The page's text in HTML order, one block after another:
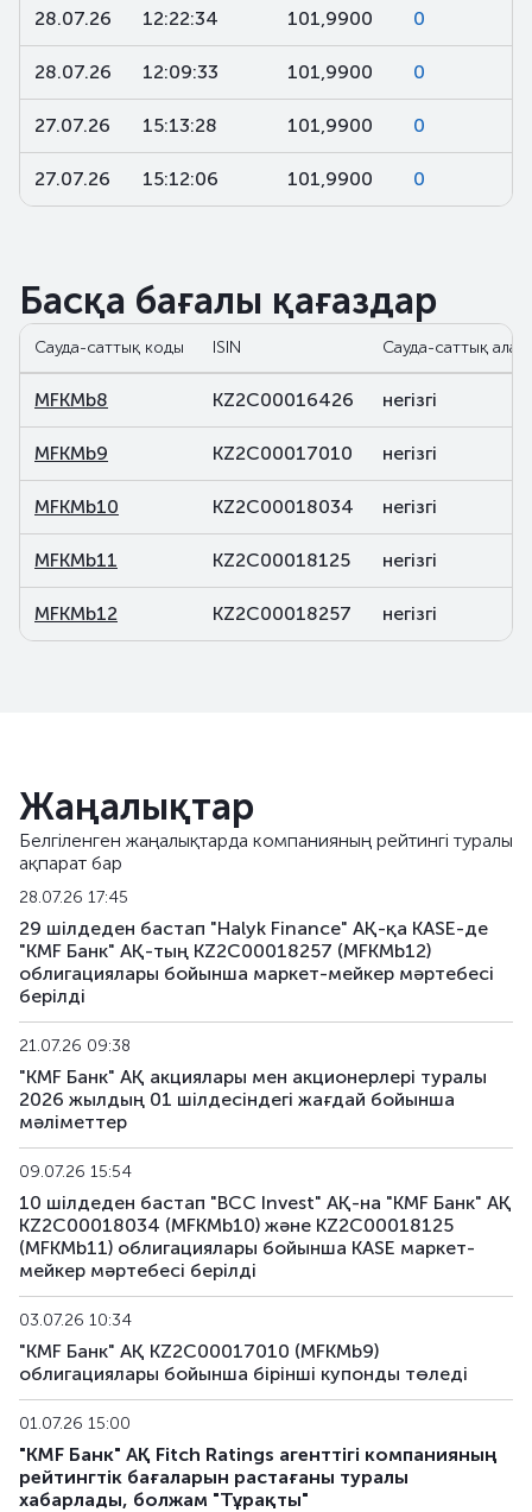
28.07.26 12:22:34 101,9900 0
28.07.26 12:09:33 101,9900 0
27.07.26 15:13:28 101,9900 0
27.07.26 15:12:06 101,9900 0
Басқа бағалы қағаздар
Сауда-саттық коды ISIN Сауда-саттық алаң
MFKMb8 KZ2C00016426 негізгі
MFKMb9 KZ2C00017010 негізгі
MFKMb10 KZ2C00018034 негізгі
MFKMb11 KZ2C00018125 негізгі
MFKMb12 KZ2C00018257 негізгі
Жаңалықтар
Белгіленген жаңалықтарда компанияның рейтингі туралы
ақпарат бар
28.07.26 17:45
29 шілдеден бастап "Halyk Finance" АҚ-қа KASE-де
"KMF Банк" АҚ-тың KZ2C00018257 (MFKMb12)
облигациялары бойынша маркет-мейкер мәртебесі
берілді
21.07.26 09:38
"KMF Банк" АҚ акциялары мен акционерлері туралы
2026 жылдың 01 шілдесіндегі жағдай бойынша
мәліметтер
09.07.26 15:54
10 шілдеден бастап "BCC Invest" АҚ-на "KMF Банк" АҚ
KZ2C00018034 (MFKMb10) және KZ2C00018125
(MFKMb11) облигациялары бойынша KASE маркет-
мейкер мәртебесі берілді
03.07.26 10:34
"KMF Банк" АҚ KZ2C00017010 (MFKMb9)
облигациялары бойынша бiрiншi купонды төледі
01.07.26 15:00
"KMF Банк" АҚ Fitch Ratings агенттігі компанияның
рейтингтік бағаларын растағаны туралы
хабарлады, болжам "Тұрақты"